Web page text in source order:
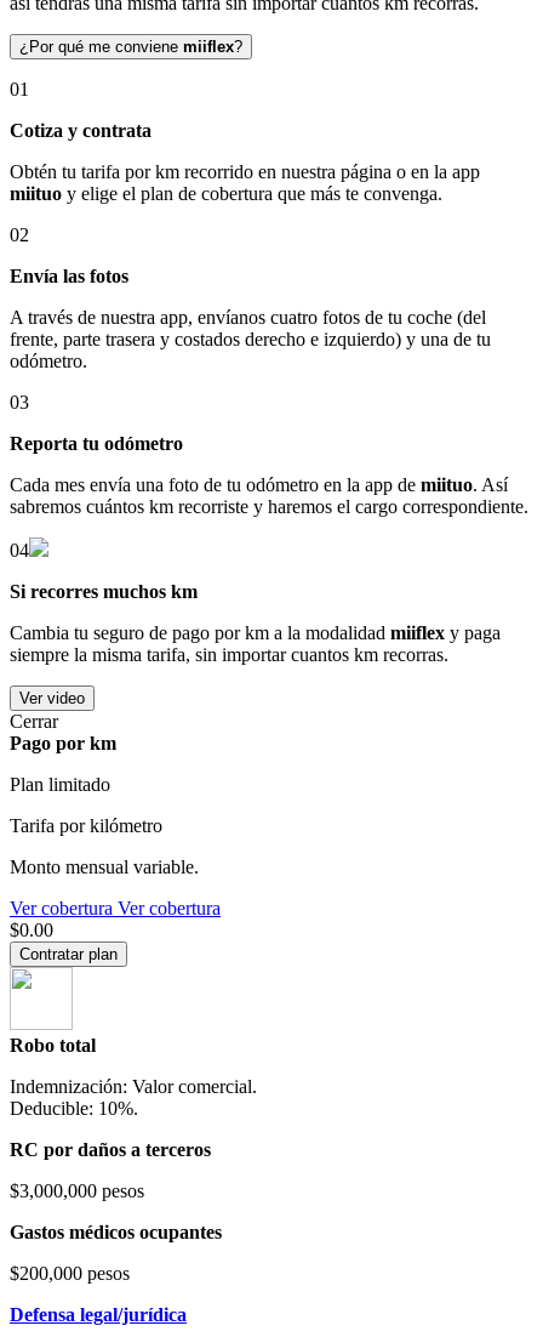
¿Por qué me conviene miiflex?
01
Cotiza y contrata
Obtén tu tarifa por km recorrido en nuestra página o en la app
miituo y elige el plan de cobertura que más te convenga.
02
Envía las fotos
A través de nuestra app, envíanos cuatro fotos de tu coche (del
frente, parte trasera y costados derecho e izquierdo) y una de tu
odómetro.
03
Reporta tu odómetro
Cada mes envía una foto de tu odómetro en la app de miituo. Así
sabremos cuántos km recorriste y haremos el cargo correspondiente.
04
Si recorres muchos km
Cambia tu seguro de pago por km a la modalidad miiflex y paga
siempre la misma tarifa, sin importar cuantos km recorras.
Ver video
Cerrar
Pago por km
Plan limitado
Tarifa por kilómetro
Monto mensual variable.
Ver cobertura Ver cobertura
$0.00
Contratar plan
Robo total
Indemnización: Valor comercial.
Deducible: 10%.
RC por daños a terceros
$3,000,000 pesos
Gastos médicos ocupantes
$200,000 pesos
Defensa legal/jurídica